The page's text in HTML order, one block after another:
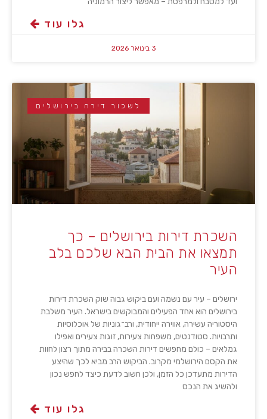
גלו עוד
3 בינואר 2026
לשכור דירה בירושלים
השכרת דירות בירושלים – כך
תמצאו את הבית הבא שלכם בלב
העיר
ירושלים – עיר עם נשמה ועם ביקוש גבוה שוק השכרת דירות
בירושלים הוא אחד הפעילים והמבוקשים בישראל. העיר משלבת
היסטוריה עשירה, אווירה ייחודית, ורב־גוניות של אוכלוסיות
ותרבויות. סטודנטים, משפחות צעירות, זוגות צעירים ואפילו
גמלאים – כולם מחפשים דירות השכרה בבירה מתוך רצון לחוות
את הקסם הירושלמי מקרוב. הביקוש הרב מביא לכך שהיצע
הדירות מתעדכן כל הזמן, ולכן חשוב לדעת כיצד לחפש נכון
ולהשיג את הנכס
גלו עוד